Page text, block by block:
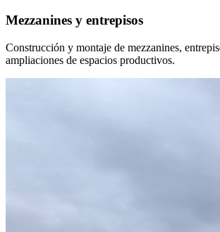
Mezzanines y entrepisos
Construcción y montaje de mezzanines,
ampliaciones de espacios productivos.